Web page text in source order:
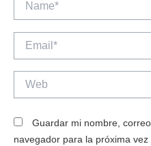
Guardar mi nombre,
navegador para la próxima